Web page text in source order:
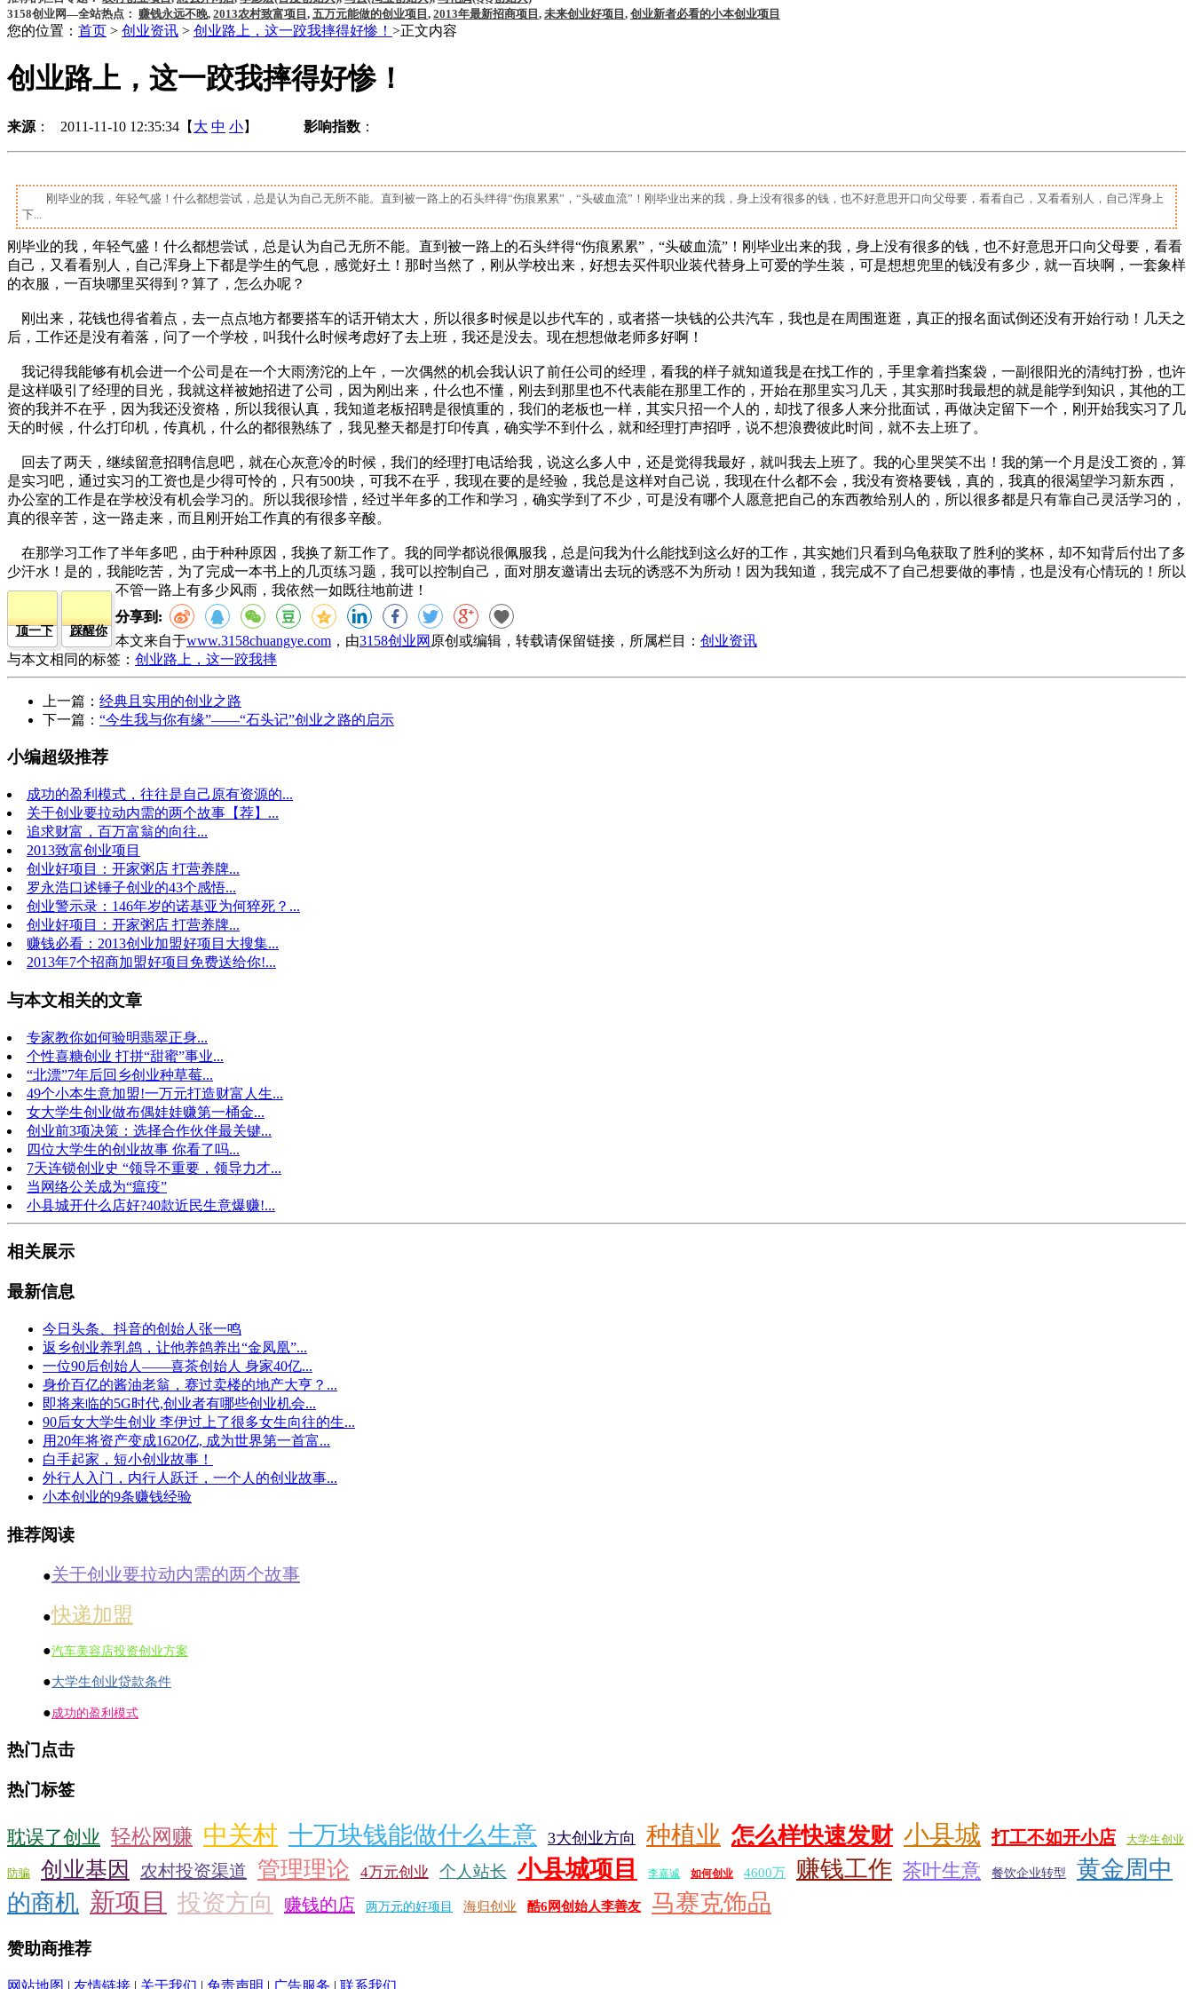
3158创业网—全站热点： 赚钱永远不晚, 2013农村致富项目 , 五万元能做的创业项目 , 2013年最新招商项目 , 未来创业好项目 , 创业新者必看的小本创业项目
您的位置： 首页 > 创业资讯 > 创业路上，这一跤我摔得好惨！ >正文内容
创业路上，这一跤我摔得好惨！
来源 ： 2011-11-10 12:35:34【 大 中 小】 影响指数 ：
刚毕业的我，年轻气盛！什么都想尝试，总是认为自己无所不能。直到被一路上的石头绊得“伤痕累累”，“头破血流”！刚毕业出来的我，身上没有很多的钱，也不好意思开口向父母要，看看自己，又看看别人，自己浑身上
下...
刚毕业的我，年轻气盛！什么都想尝试，总是认为自己无所不能。直到被一路上的石头绊得“伤痕累累”，“头破血流”！刚毕业出来的我，身上没有很多的钱，也不好意思开口向父母要，看看
自己，又看看别人，自己浑身上下都是学生的气息，感觉好土！那时当然了，刚从学校出来，好想去买件职业装代替身上可爱的学生装，可是想想兜里的钱没有多少，就一百块啊，一套象样
的衣服，一百块哪里买得到？算了，怎么办呢？
刚出来，花钱也得省着点，去一点点地方都要搭车的话开销太大，所以很多时候是以步代车的，或者搭一块钱的公共汽车，我也是在周围逛逛，真正的报名面试倒还没有开始行动！几天之
后，工作还是没有着落，问了一个学校，叫我什么时候考虑好了去上班，我还是没去。现在想想做老师多好啊！
我记得我能够有机会进一个公司是在一个大雨滂沱的上午，一次偶然的机会我认识了前任公司的经理，看我的样子就知道我是在找工作的，手里拿着挡案袋，一副很阳光的清纯打扮，也许
是这样吸引了经理的目光，我就这样被她招进了公司，因为刚出来，什么也不懂，刚去到那里也不代表能在那里工作的，开始在那里实习几天，其实那时我最想的就是能学到知识，其他的工
资的我并不在乎，因为我还没资格，所以我很认真，我知道老板招聘是很慎重的，我们的老板也一样，其实只招一个人的，却找了很多人来分批面试，再做决定留下一个，刚开始我实习了几
天的时候，什么打印机，传真机，什么的都很熟练了，我见整天都是打印传真，确实学不到什么，就和经理打声招呼，说不想浪费彼此时间，就不去上班了。
回去了两天，继续留意招聘信息吧，就在心灰意冷的时候，我们的经理打电话给我，说这么多人中，还是觉得我最好，就叫我去上班了。我的心里哭笑不出！我的第一个月是没工资的，算
是实习吧，通过实习的工资也是少得可怜的，只有500块，可我不在乎，我现在要的是经验，我总是这样对自己说，我现在什么都不会，我没有资格要钱，真的，我真的很渴望学习新东西，
办公室的工作是在学校没有机会学习的。所以我很珍惜，经过半年多的工作和学习，确实学到了不少，可是没有哪个人愿意把自己的东西教给别人的，所以很多都是只有靠自己灵活学习的，
真的很辛苦，这一路走来，而且刚开始工作真的有很多辛酸。
在那学习工作了半年多吧，由于种种原因，我换了新工作了。我的同学都说很佩服我，总是问我为什么能找到这么好的工作，其实她们只看到乌龟获取了胜利的奖杯，却不知背后付出了多
少汗水！是的，我能吃苦，为了完成一本书上的几页练习题，我可以控制自己，面对朋友邀请出去玩的诱惑不为所动！因为我知道，我完成不了自己想要做的事情，也是没有心情玩的！所以
不管一路上有多少风雨，我依然一如既往地前进！
顶一下 踩醒你
分享到:
本文来自于www.3158chuangye.com ，由3158创业网 原创或编辑，转载请保留链接，所属栏目： 创业资讯
与本文相同的标签： 创业路上，这一跤我摔
上一篇： 经典且实用的创业之路
下一篇： “今生我与你有缘”——“石头记”创业之路的启示
小编超级推荐
成功的盈利模式，往往是自己原有资源的...
关于创业要拉动内需的两个故事【荐】...
追求财富，百万富翁的向往...
2013致富创业项目
创业好项目：开家粥店 打营养牌...
罗永浩口述锤子创业的43个感悟...
创业警示录：146年岁的诺基亚为何猝死？...
创业好项目：开家粥店 打营养牌...
赚钱必看：2013创业加盟好项目大搜集...
2013年7个招商加盟好项目免费送给你!...
与本文相关的文章
专家教你如何验明翡翠正身...
个性喜糖创业 打拼“甜蜜”事业...
“北漂”7年后回乡创业种草莓...
49个小本生意加盟!一万元打造财富人生...
女大学生创业做布偶娃娃赚第一桶金...
创业前3项决策：选择合作伙伴最关键...
四位大学生的创业故事 你看了吗...
7天连锁创业史 “领导不重要，领导力才...
当网络公关成为“瘟疫”
小县城开什么店好?40款近民生意爆赚!...
相关展示
最新信息
今日头条、抖音的创始人张一鸣
返乡创业养乳鸽，让他养鸽养出“金凤凰”...
一位90后创始人——喜茶创始人 身家40亿...
身价百亿的酱油老翁，赛过卖楼的地产大亨？...
即将来临的5G时代,创业者有哪些创业机会...
90后女大学生创业 李伊过上了很多女生向往的生...
用20年将资产变成1620亿, 成为世界第一首富...
白手起家，短小创业故事！
外行人入门，内行人跃迁，一个人的创业故事...
小本创业的9条赚钱经验
推荐阅读
●关于创业要拉动内需的两个故事
●快递加盟
●汽车美容店投资创业方案
●大学生创业贷款条件
●成功的盈利模式
热门点击
热门标签
耽误了创业 轻松网赚 中关村 十万块钱能做什么生意 3大创业方向 种植业 怎么样快速发财 小县城 打工不如开小店 大学生创业
防骗 创业基因 农村投资渠道 管理理论 4万元创业 个人站长 小县城项目 李嘉诚 如何创业 4600万 赚钱工作 茶叶生意 餐饮企业转型
黄金周中
的商机 新项目 投资方向 赚钱的店 两万元的好项目 海归创业 酷6网创始人李善友 马赛克饰品
赞助商推荐
网站地图 | 友情链接 | 关于我们 | 免责声明 | 广告服务 | 联系我们